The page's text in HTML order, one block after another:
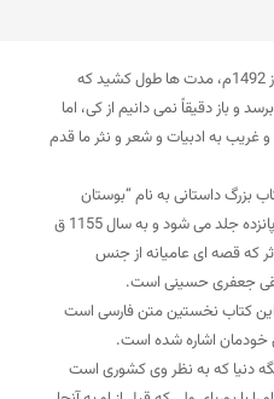
از روزگاری که امریکا کشف شد، یعنی از 1492م، مدت ها طول کشید که
و باز دقیقاً نمی دانیم از کی، اما
به ادبیات و شعر و نثر ما قدم
داستانی به نام “بوستان
خیال” نام می برد که حجم آن بالغ بر پانزده جلد می شود و به سال 1155 ق
که قصه ای عامیانه از جنس
جعفری حسینی است.
کتاب نخستین متن فارسی است
خودمان اشاره شده است.
دنیا که به نظر وی کشوری است